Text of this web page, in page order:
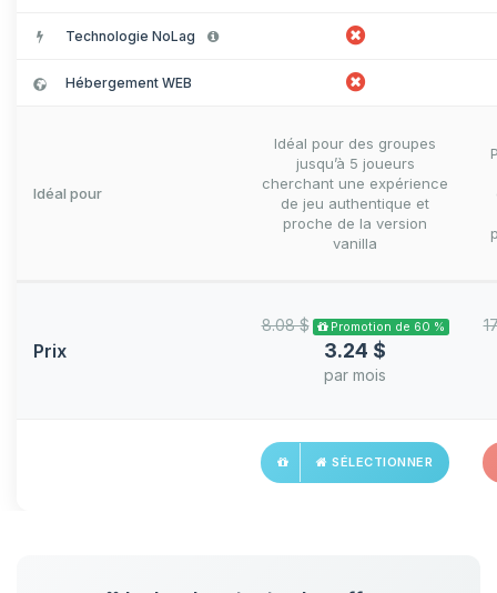
Technologie NoLag
Hébergement WEB
Idéal pour
Idéal pour des groupes
jusqu’à 5 joueurs
cherchant une expérience
de jeu authentique et
proche de la version
vanilla
Prix
8.08 $ Promotion de 60 %
3.24 $
par mois
SÉLECTIONNER